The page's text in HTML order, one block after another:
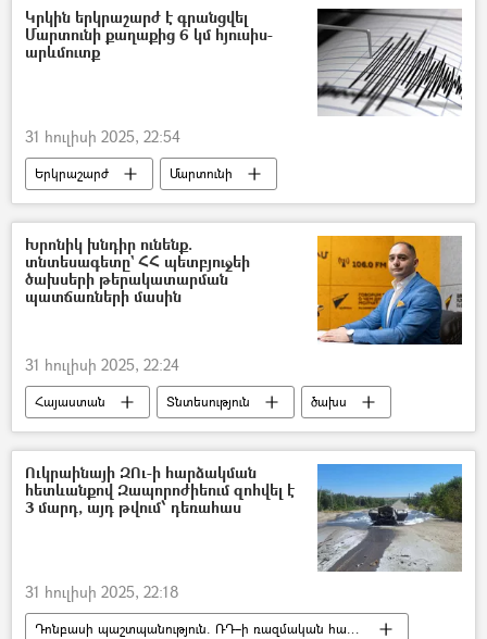
Կրկին երկրաշարժ է գրանցվել
Մարտունի քաղաքից 6 կմ հյուսիս-
արևմուտք
31 հուլիսի 2025, 22:54
Երկրաշարժ Մարտունի
Խրոնիկ խնդիր ունենք.
տնտեսագետը` ՀՀ պետբյուջեի
ծախսերի թերակատարման
պատճառների մասին
31 հուլիսի 2025, 22:24
Հայաստան Տնտեսություն
ծախս
բյուջե
Աղասի Թավադյան
հարկեր
Ուկրաինայի ԶՈւ-ի հարձակման
հետևանքով Զապորոժիեում զոհվել է
3 մարդ, այդ թվում՝ դեռահաս
31 հուլիսի 2025, 22:18
Դոնբասի պաշտպանություն. ՌԴ–ի ռազմական հատուկ գործողությունը Ուկրաինայում